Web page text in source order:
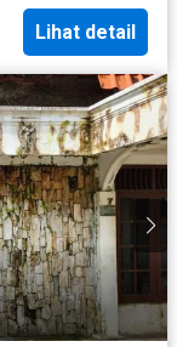
Lihat detail